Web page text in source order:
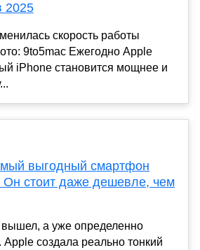
2025
скорость работы
9to5mac Ежегодно Apple
iPhone становится мощнее и
выгодный смартфон
Он стоит даже дешевле, чем
вышел, а уже определенно
создала реально тонкий